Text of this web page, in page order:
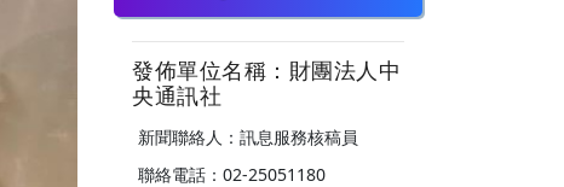
發佈單位名稱：財團法人中
央通訊社
新聞聯絡人：訊息服務核稿員
聯絡電話：02-25051180